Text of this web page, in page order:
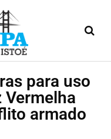
para uso
Vermelha
armado